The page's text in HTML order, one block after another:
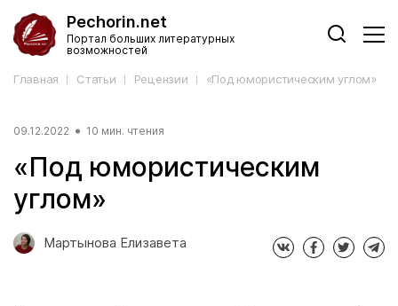
Pechorin.net
Портал больших литературных
возможностей
Главная Статьи Рецензии «Под юмористическим углом»
«Под юмористическим
углом»
09.12.2022 10 мин. чтения
Мартынова Елизавета